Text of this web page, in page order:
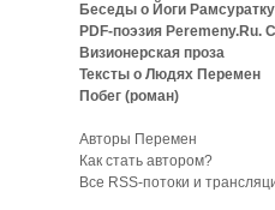
Беседы о Йоги
PDF-поэзия Peremeny.Ru.
Визионерская проза
Тексты о Людях Перемен
Побег (роман)
Авторы Перемен
Как стать автором?
Все RSS-потоки и